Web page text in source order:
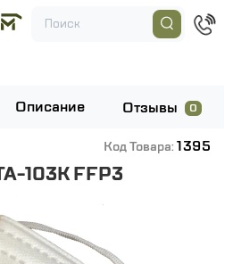
Описание Отзывы 0
Код Товара:1395
103K FFP3